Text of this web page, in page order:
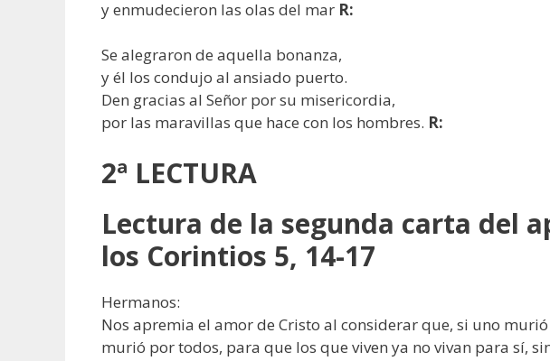
y enmudecieron las olas del mar R:
Se alegraron de aquella bonanza,
y él los condujo al ansiado puerto.
Den gracias al Señor por su misericordia,
por las maravillas que hace con los hombres. R:
2ª LECTURA
Lectura de la segunda carta del
los Corintios 5, 14-17
Hermanos:
Nos apremia el amor de Cristo al considerar que, si uno
murió por todos, para que los que viven ya no vivan para sí,